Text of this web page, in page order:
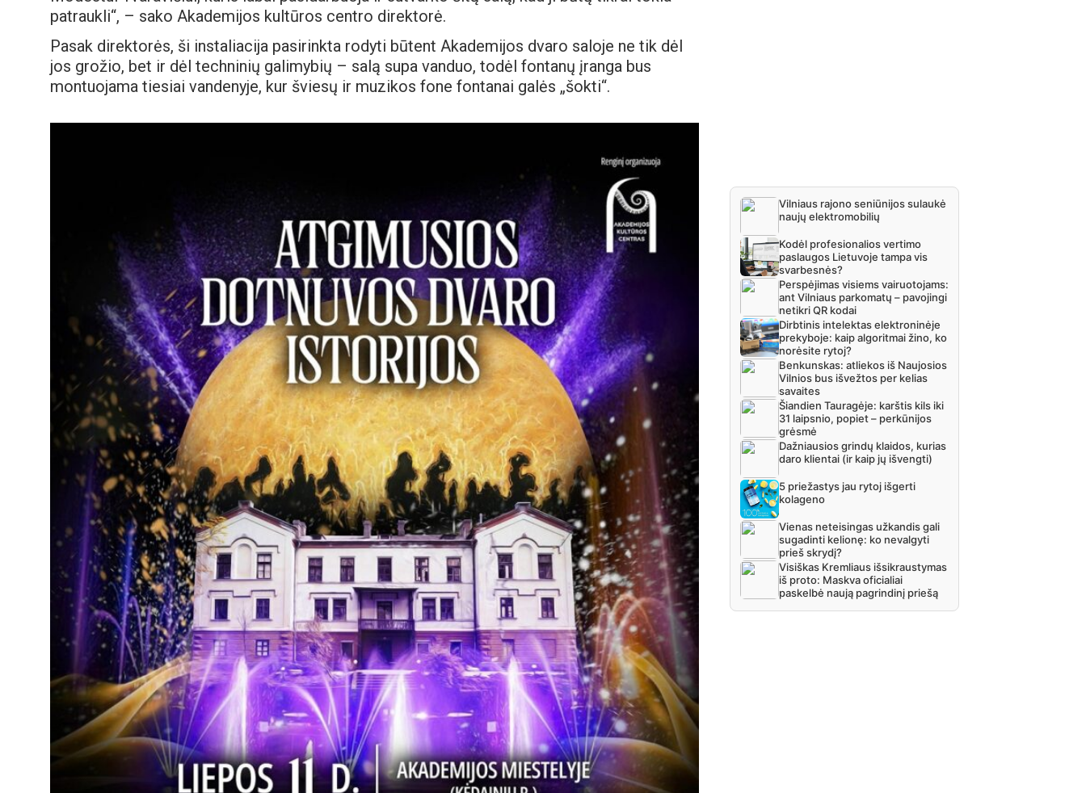
patraukli“, – sako Akademijos kultūros centro direktorė.
Pasak direktorės, ši instaliacija pasirinkta rodyti būtent Akademijos dvaro saloje ne tik dėl
jos grožio, bet ir dėl techninių galimybių – salą supa vanduo, todėl fontanų įranga bus
montuojama tiesiai vandenyje, kur šviesų ir muzikos fone fontanai galės „šokti“.